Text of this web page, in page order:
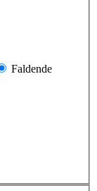
Faldende